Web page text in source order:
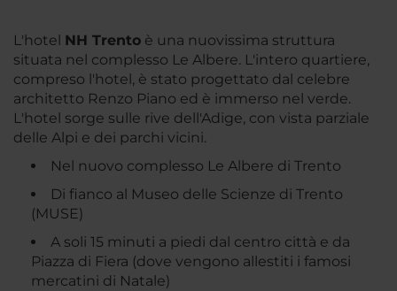
L'hotel NH Trento è una nuovissima struttura
situata nel complesso Le Albere. L'intero quartiere,
compreso l'hotel, è stato progettato dal celebre
architetto Renzo Piano ed è immerso nel verde.
L'hotel sorge sulle rive dell'Adige, con vista parziale
delle Alpi e dei parchi vicini.
Nel nuovo complesso Le Albere di Trento
Di fianco al Museo delle Scienze di Trento
(MUSE)
A soli 15 minuti a piedi dal centro città e da
Piazza di Fiera (dove vengono allestiti i famosi
mercatini di Natale)